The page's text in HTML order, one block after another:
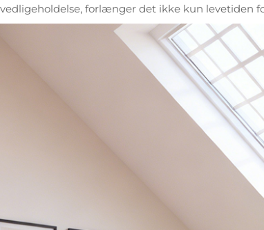
forlænger det ikke kun levetiden